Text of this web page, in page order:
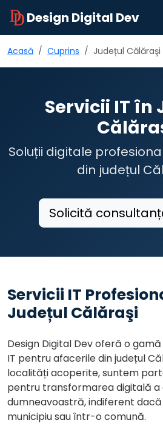
Design Digital Dev
Acasă Cuprins Județul Călăraşi
Servicii IT în
Soluții digitale
din județul
Solicită
Servicii IT
Județul Călăraşi
Design Digital Dev oferă o
IT pentru afacerile din județul
localități acoperite, suntem
pentru transformarea digitală a
dumneavoastră, indiferent
municipiu sau într-o comună.